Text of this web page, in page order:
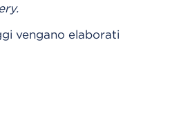
vengano elaborati